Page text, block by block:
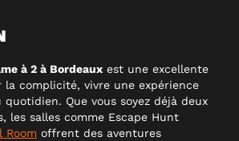
à 2 à Bordeaux est une excellente
complicité, vivre une expérience
Que vous soyez déjà deux
les salles comme Escape Hunt
Room offrent des aventures